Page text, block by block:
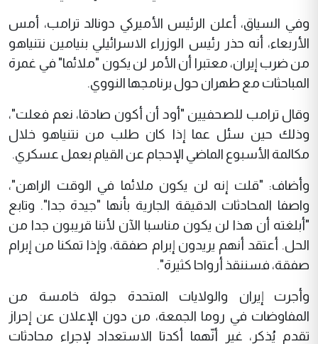
‎وفي السياق، أعلن الرئيس الأميركي دونالد ترامب، أمس
الأربعاء، أنه حذر رئيس الوزراء الاسرائيلي بنيامين نتنياهو
من ضرب إيران، معتبرا أن الأمر لن يكون "ملائما" في غمرة
المباحثات مع طهران حول برنامجها النووي.
‎وقال ترامب للصحفيين "أود أن أكون صادقا، نعم فعلت"،
وذلك حين سئل عما إذا كان طلب من نتنياهو خلال
مكالمة الأسبوع الماضي الإحجام عن القيام بعمل عسكري.
‎وأضاف: "قلت إنه لن يكون ملائما في الوقت الراهن"،
واصفا المحادثات الدقيقة الجارية بأنها "جيدة جدا". وتابع
"أبلغته أن هذا لن يكون مناسبا الآن لأننا قريبون جدا من
الحل. أعتقد أنهم يريدون إبرام صفقة، وإذا تمكنا من إبرام
صفقة، فسننقذ أرواحا كثيرة".
‎وأجرت إيران والولايات المتحدة جولة خامسة من
المفاوضات في روما الجمعة، من دون الإعلان عن إحراز
تقدم يُذكر، غير أنّهما أكدتا الاستعداد لإجراء محادثات